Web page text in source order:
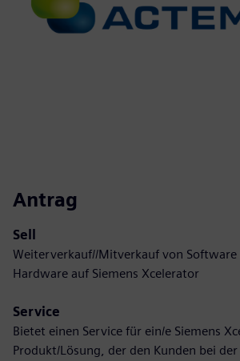
Antrag
Sell
Weiterverkauf//Mitverkauf von
Hardware auf Siemens Xcelerator
Service
Bietet einen Service für ein/e Siemens
Produkt/Lösung, der den Kunden bei